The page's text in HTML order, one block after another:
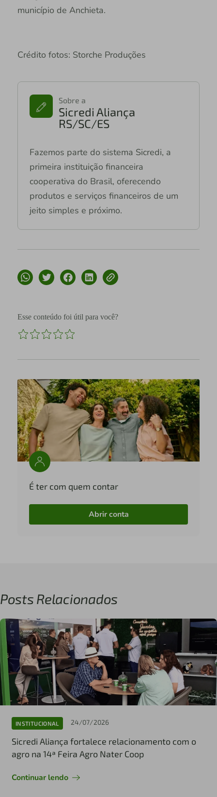
município de Anchieta.
Crédito fotos: Storche Produções
Sobre a
Sicredi Aliança
RS/SC/ES
Fazemos parte do sistema Sicredi, a
primeira instituição financeira
cooperativa do Brasil, oferecendo
produtos e serviços financeiros de um
jeito simples e próximo.
Esse conteúdo foi útil para você?
É ter com quem contar
Abrir conta
Posts Relacionados
INSTITUCIONAL 24/07/2026
Sicredi Aliança fortalece relacionamento com o
agro na 14ª Feira Agro Nater Coop
Continuar lendo